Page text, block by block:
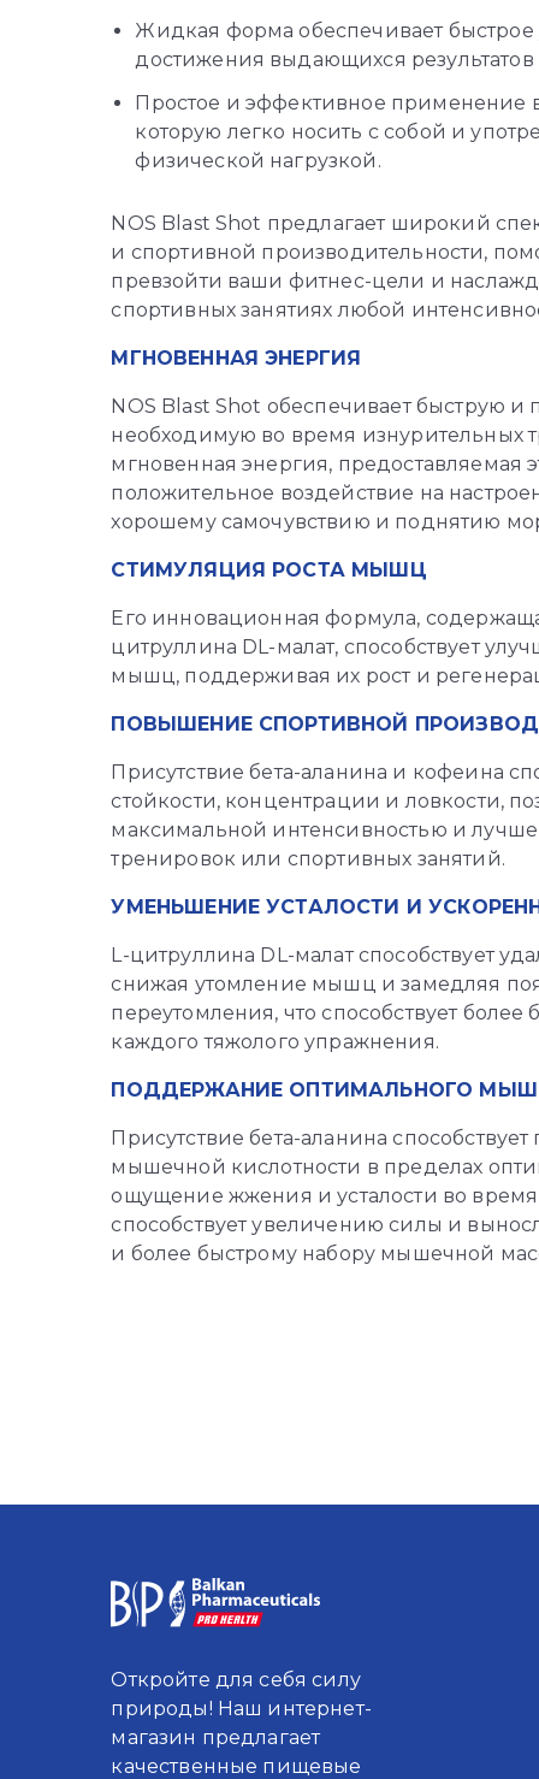
Жидкая форма обеспечивает быстрое
достижения выдающихся
Простое и эффективное применение
которую легко носить с собой и
физической нагрузкой.
NOS Blast Shot предлагает широкий
и спортивной производительности,
превзойти ваши фитнес-цели и
спортивных занятиях любой
МГНОВЕННАЯ ЭНЕРГИЯ
NOS Blast Shot обеспечивает быструю и
необходимую во время изнурительных
мгновенная энергия, предоставляемая
положительное воздействие на
хорошему самочувствию и поднятию
СТИМУЛЯЦИЯ РОСТА МЫШЦ
Его инновационная формула,
цитруллина DL-малат, способствует
мышц, поддерживая их рост и
ПОВЫШЕНИЕ СПОРТИВНОЙ
Присутствие бета-аланина и кофеина
стойкости, концентрации и ловкости,
максимальной интенсивностью и лучше
тренировок или спортивных занятий.
УМЕНЬШЕНИЕ УСТАЛОСТИ И
L-цитруллина DL-малат способствует
снижая утомление мышц и замедляя
переутомления, что способствует
каждого тяжолого упражнения.
ПОДДЕРЖАНИЕ ОПТИМАЛЬНОГО
Присутствие бета-аланина
мышечной кислотности в пределах
ощущение жжения и усталости во время
способствует увеличению силы и
и более быстрому набору мышечной
Откройте для себя силу
природы! Наш интернет-
магазин предлагает
качественные пищевые